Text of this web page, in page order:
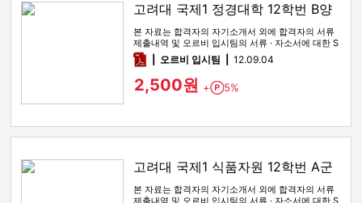
고려대 국제1 정경대학 12학번 B양
본 자료는 합격자의 자기소개서 외에 합격자의 서류
제출내역 및 오르비 입시팀의 서류 · 자소서에 대한 S
WOT 분석이 포함돼 …
pdf오르비 입시팀 12.09.04
2,500원 + Point
5%
고려대 국제1 식품자원 12학번 A군
본 자료는 합격자의 자기소개서 외에 합격자의 서류
제출내역 및 오르비 입시팀의 서류 · 자소서에 대한 S